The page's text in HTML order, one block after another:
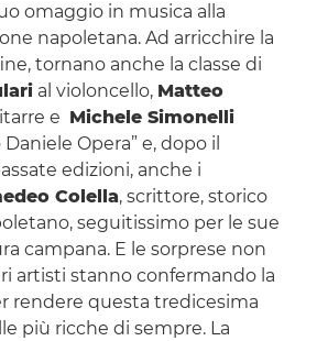
omaggio in musica alla
napoletana. Ad arricchire la
tornano anche la classe di
al violoncello, Matteo
e Michele Simonelli
Opera” e, dopo il
edizioni, anche i
Colella, scrittore, storico
seguitissimo per le sue
campana. E le sorprese non
artisti stanno confermando la
rendere questa tredicesima
più ricche di sempre. La